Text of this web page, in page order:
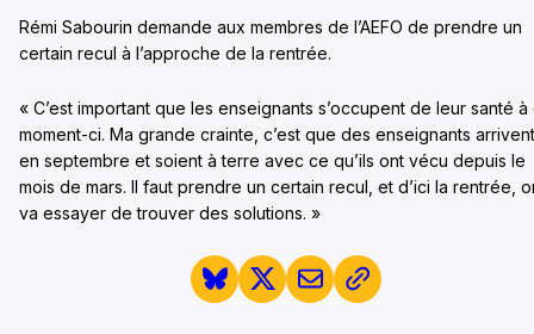
Rémi Sabourin demande aux membres de l’AEFO de prendre un
certain recul à l’approche de la rentrée.
« C’est important que les enseignants s’occupent de leur santé à
moment-ci. Ma grande crainte, c’est que des enseignants arrivent
en septembre et soient à terre avec ce qu’ils ont vécu depuis le
mois de mars. Il faut prendre un certain recul, et d’ici la rentrée,
va essayer de trouver des solutions. »